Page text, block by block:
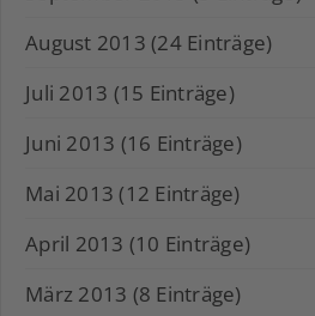
August 2013 (24 Einträge)
Juli 2013 (15 Einträge)
Juni 2013 (16 Einträge)
Mai 2013 (12 Einträge)
April 2013 (10 Einträge)
März 2013 (8 Einträge)